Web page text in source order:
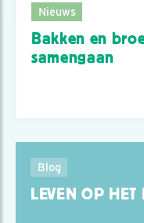
Nieuws
Bakken en
samengaan
Blog
LEVEN OP HET